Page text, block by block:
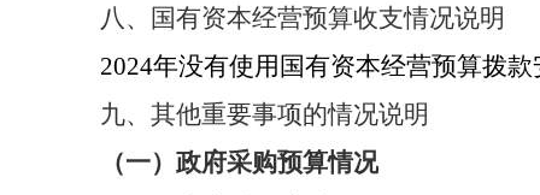
八、国有资本经营预算收支情况说明
2024年没有使用国有资本经营预算拨
九、其他重要事项的情况说明
（一）政府采购预算情况